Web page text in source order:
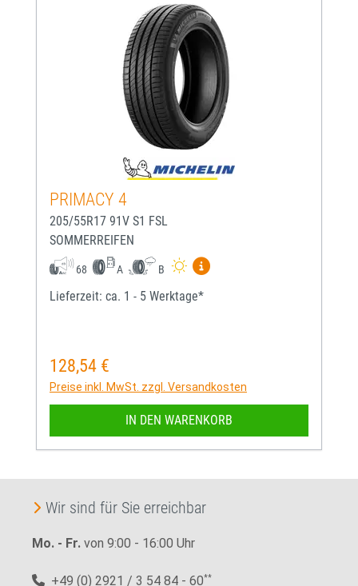
PRIMACY 4
205/55R17 91V S1 FSL
SOMMERREIFEN
68 A B
Mehr Informationen zum
Lieferzeit: ca. 1 - 5 Werktage*
Regulärer Preis:
128,54 €
Preise inkl. MwSt. zzgl. Versandkosten
IN DEN WARENKORB
Wir sind für Sie erreichbar
Mo. - Fr. von 9:00 - 16:00 Uhr
+49 (0) 2921 / 3 54 84 - 60**